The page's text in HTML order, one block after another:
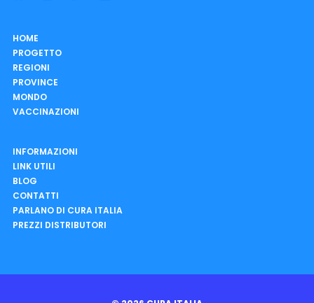
HOME
PROGETTO
REGIONI
PROVINCE
MONDO
VACCINAZIONI
INFORMAZIONI
LINK UTILI
BLOG
CONTATTI
PARLANO DI CURA ITALIA
PREZZI DISTRIBUTORI